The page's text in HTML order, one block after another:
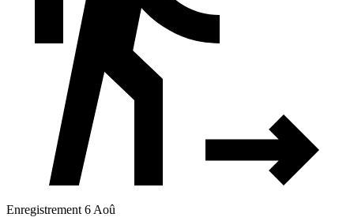
Enregistrement 6 Aoû